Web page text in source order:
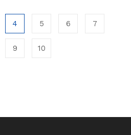
4 5 6 7
9 10